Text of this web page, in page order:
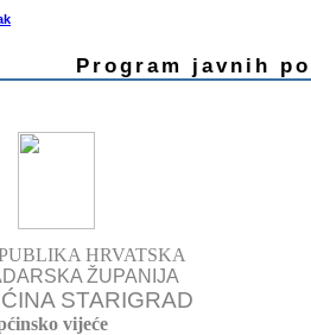
Program javnih
HRVATSKA
ŽUPANIJA
STARIGRAD
vijeće